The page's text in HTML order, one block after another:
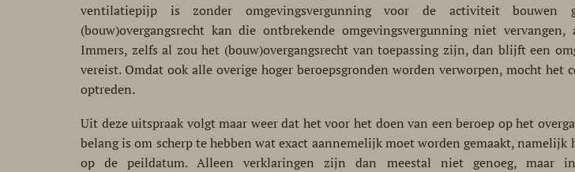
ventilatiepijp is zonder omgevingsvergunning voor de activiteit bouwen
(bouw)overgangsrecht kan die ontbrekende omgevingsvergunning niet
Immers, zelfs al zou het (bouw)overgangsrecht van toepassing zijn, dan blijft een
vereist. Omdat ook alle overige hoger beroepsgronden worden verworpen, mocht het
optreden.
Uit deze uitspraak volgt maar weer dat het voor het doen van een beroep op het
belang is om scherp te hebben wat exact aannemelijk moet worden gemaakt,
op de peildatum. Alleen verklaringen zijn dan meestal niet genoeg, maar